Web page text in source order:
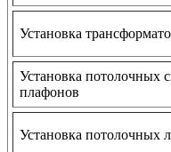
Установка
Установка потолочных
плафонов
Установка потолочных